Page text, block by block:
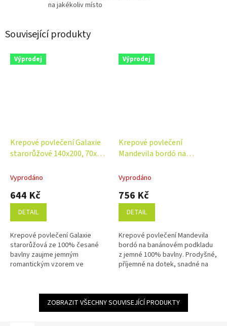
na jakékoliv místo
Související produkty
Výprodej
Krepové povlečení Galaxie
starorůžové 140x200, 70x90
Vyprodáno
644 Kč
DETAIL
Krepové povlečení Galaxie
starorůžová ze 100% česané
bavlny zaujme jemným
romantickým vzorem ve
žehlení a zajišťuje snadnou...
Výprodej
Krepové povlečení
Mandevila bordó na
140x200, 70x90 cm
Vyprodáno
756 Kč
DETAIL
Krepové povlečení Mandevila
bordó na banánovém podkladu
z jemné 100% bavlny. Prodyšné,
příjemné na dotek, snadné na
ZOBRAZIT VŠECHNY SOUVISEJÍCÍ PRODUKTY